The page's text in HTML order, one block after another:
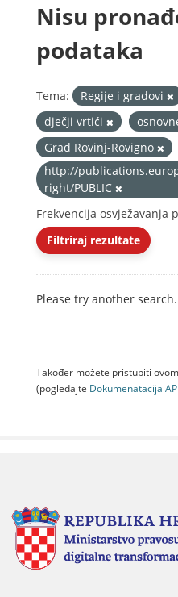
Nisu
podataka
Tema: Regije i gradovi
dječji vrtići
Grad Rovinj-Rovigno
http://
right/PUBLIC
Frekvencija osvježavanja
Filtriraj rezultate
Please try another search.
Također možete pristupiti
(pogledajte Dokumenаtаcijа